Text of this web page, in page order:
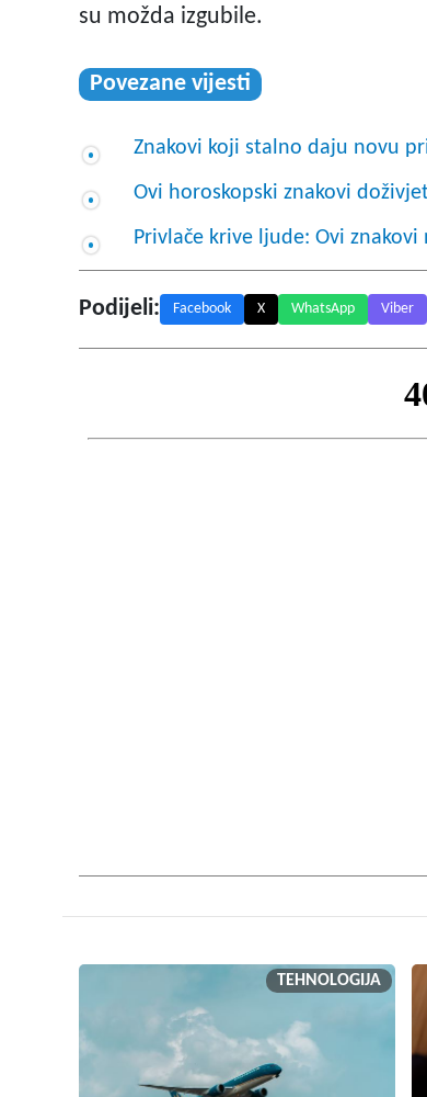
su možda izgubile.
Povezane vijesti
Znakovi koji stalno daju novu
Ovi horoskopski znakovi
Privlače krive ljude: Ovi
Podijeli: Facebook X WhatsApp Viber
TEHNOLOGIJA